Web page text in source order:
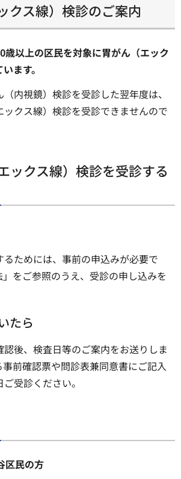
クス線）検診のご案内
歳以上の区民を対象に胃がん（エック
ます。
内視鏡）検診を受診した翌年度は、
クス線）検診を受診できませんので
ックス線）検診を受診する
るためには、事前の申込みが必要で
をご参照のうえ、受診の申し込みを
たら
認後、検査日等のご案内をお送りしま
前確認票や問診表兼同意書にご記入
受診ください。
区民の方